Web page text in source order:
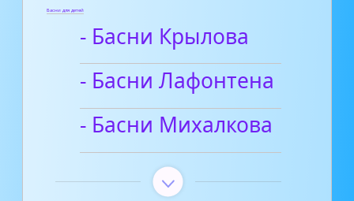
Басни для детей
- Басни Крылова
- Басни Лафонтена
- Басни Михалкова